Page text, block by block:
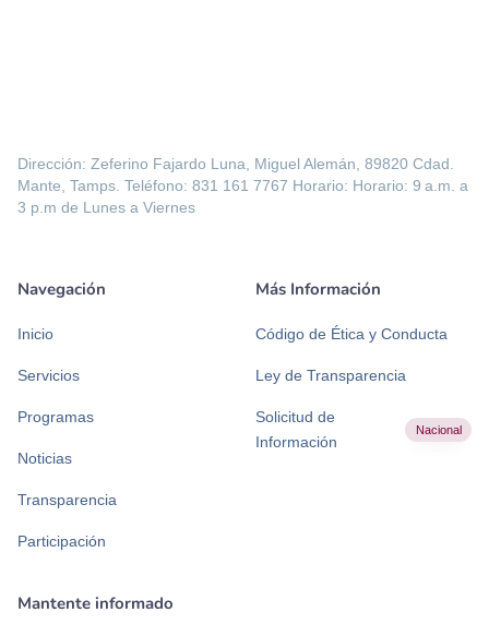
Dirección: Zeferino Fajardo Luna, Miguel Alemán, 89820 Cdad.
Mante, Tamps. Teléfono: 831 161 7767 Horario: Horario: 9 a.m. a
3 p.m de Lunes a Viernes
Navegación
Inicio
Servicios
Programas
Noticias
Transparencia
Participación
Más Información
Código de Ética y Conducta
Ley de Transparencia
Solicitud de
Información
Nacional
Mantente informado